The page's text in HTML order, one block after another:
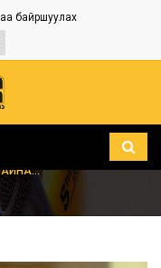
байршуулах